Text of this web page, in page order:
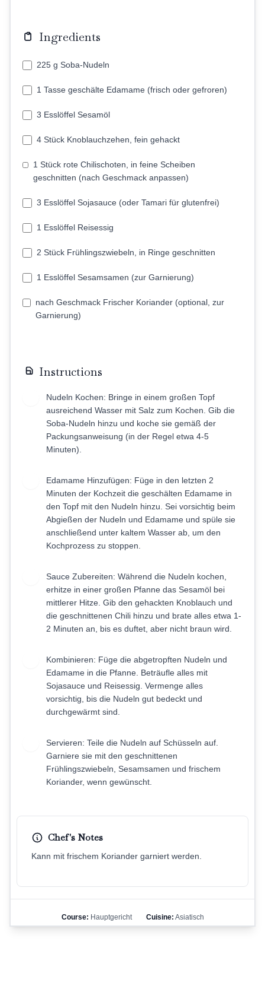
Ingredients
225 g Soba-Nudeln
1 Tasse geschälte Edamame (frisch oder gefroren)
3 Esslöffel Sesamöl
4 Stück Knoblauchzehen, fein gehackt
1 Stück rote Chilischoten, in feine Scheiben
geschnitten (nach Geschmack anpassen)
3 Esslöffel Sojasauce (oder Tamari für glutenfrei)
1 Esslöffel Reisessig
2 Stück Frühlingszwiebeln, in Ringe geschnitten
1 Esslöffel Sesamsamen (zur Garnierung)
nach Geschmack Frischer Koriander (optional, zur
Garnierung)
Instructions
Nudeln Kochen: Bringe in einem großen Topf
ausreichend Wasser mit Salz zum Kochen. Gib die
Soba-Nudeln hinzu und koche sie gemäß der
Packungsanweisung (in der Regel etwa 4-5
Minuten).
Edamame Hinzufügen: Füge in den letzten 2
Minuten der Kochzeit die geschälten Edamame in
den Topf mit den Nudeln hinzu. Sei vorsichtig beim
Abgießen der Nudeln und Edamame und spüle sie
anschließend unter kaltem Wasser ab, um den
Kochprozess zu stoppen.
Sauce Zubereiten: Während die Nudeln kochen,
erhitze in einer großen Pfanne das Sesamöl bei
mittlerer Hitze. Gib den gehackten Knoblauch und
die geschnittenen Chili hinzu und brate alles etwa 1-
2 Minuten an, bis es duftet, aber nicht braun wird.
Kombinieren: Füge die abgetropften Nudeln und
Edamame in die Pfanne. Beträufle alles mit
Sojasauce und Reisessig. Vermenge alles
vorsichtig, bis die Nudeln gut bedeckt und
durchgewärmt sind.
Servieren: Teile die Nudeln auf Schüsseln auf.
Garniere sie mit den geschnittenen
Frühlingszwiebeln, Sesamsamen und frischem
Koriander, wenn gewünscht.
Chef's Notes
Kann mit frischem Koriander garniert werden.
Course: Hauptgericht Cuisine: Asiatisch